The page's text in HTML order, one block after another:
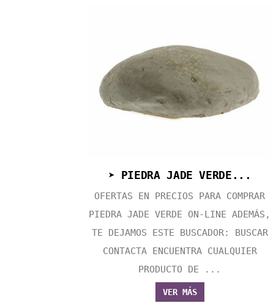
➤ PIEDRA JADE VERDE...
OFERTAS EN PRECIOS PARA COMPRAR
PIEDRA JADE VERDE ON-LINE ADEMÁS,
TE DEJAMOS ESTE BUSCADOR: BUSCAR
CONTACTA ENCUENTRA CUALQUIER
PRODUCTO DE ...
VER MÁS